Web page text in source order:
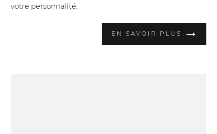
votre personnalité.
EN SAVOIR PLUS